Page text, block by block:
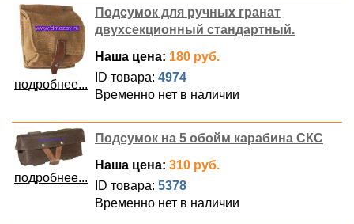
подробнее...
Подсумок для ручных гранат
двухсекционный стандартный.
Наша цена: 180 руб.
ID товара: 4974
Временно нет в наличии
подробнее...
Подсумок на 5 обойм карабина СКС
Наша цена: 310 руб.
ID товара: 5378
Временно нет в наличии